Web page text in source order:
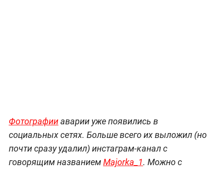
Фотографииаварии уже появились в
социальных сетях. Больше всего их выложил (но
почти сразу удалил) инстаграм-канал с
говорящим названиемMajorka_1. Можно с